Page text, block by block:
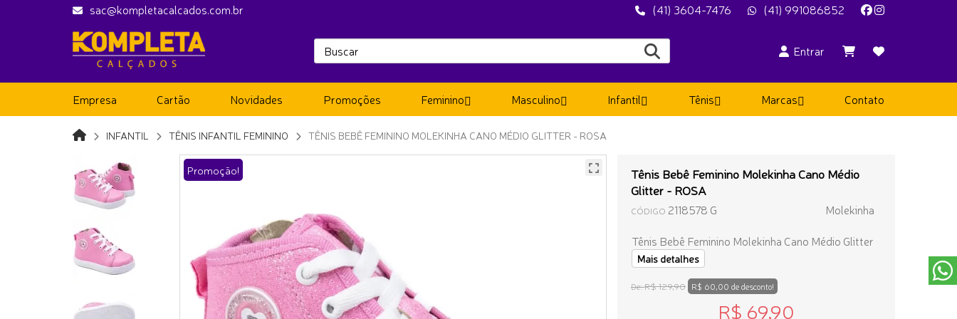
sac@kompletacalcados.com.br (41) 3604-7476 (41) 991086852
Entrar
Empresa Cartão Novidades Promoções Feminino Masculino Infantil Tênis Marcas Contato
INFANTIL TÊNIS INFANTIL FEMININO TÊNIS BEBÊ FEMININO MOLEKINHA CANO MÉDIO GLITTER - ROSA
Promoção!
Tênis Bebê Feminino Molekinha Cano Médio
Glitter - ROSA
CÓDIGO 2118578 G
Molekinha
Tênis Bebê Feminino Molekinha Cano Médio Glitter
Mais detalhes
De:R$ 129,90 R$ 60,00 de desconto!
R$ 69,90